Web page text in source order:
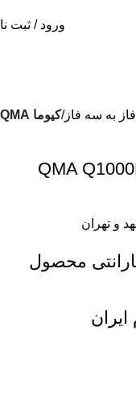
ورود / ثبت
به سه فاز کیوما QMA
و تهران
محصول
ایران